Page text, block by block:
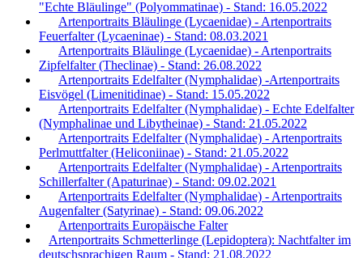
"Echte Bläulinge" (Polyommatinae) - Stand: 16.05.2022
Artenportraits Bläulinge (Lycaenidae) - Artenportraits
Feuerfalter (Lycaeninae) - Stand: 08.03.2021
Artenportraits Bläulinge (Lycaenidae) - Artenportraits
Zipfelfalter (Theclinae) - Stand: 26.08.2022
Artenportraits Edelfalter (Nymphalidae) -Artenportraits
Eisvögel (Limenitidinae) - Stand: 15.05.2022
Artenportraits Edelfalter (Nymphalidae) - Echte Edelfalter
(Nymphalinae und Libytheinae) - Stand: 21.05.2022
Artenportraits Edelfalter (Nymphalidae) - Artenportraits
Perlmuttfalter (Heliconiinae) - Stand: 21.05.2022
Artenportraits Edelfalter (Nymphalidae) - Artenportraits
Schillerfalter (Apaturinae) - Stand: 09.02.2021
Artenportraits Edelfalter (Nymphalidae) - Artenportraits
Augenfalter (Satyrinae) - Stand: 09.06.2022
Artenportraits Europäische Falter
Artenportraits Schmetterlinge (Lepidoptera): Nachtfalter im
deutschsprachigen Raum - Stand: 21.08.2022